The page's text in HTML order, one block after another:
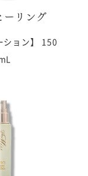
ーリング
ション】
150